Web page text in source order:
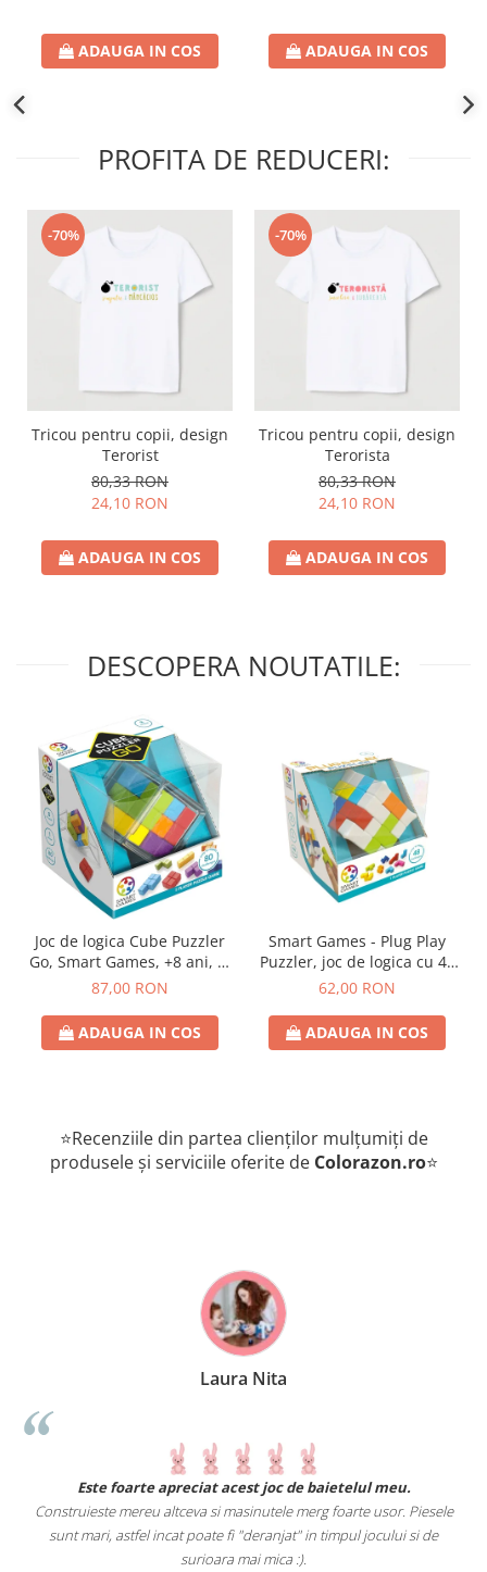
ADAUGA IN COS ADAUGA IN COS
PROFITA DE REDUCERI:
-70%
Tricou pentru copii, design
Terorist
80,33 RON
24,10 RON
ADAUGA IN COS
-70%
Tricou pentru copii, design
Terorista
80,33 RON
24,10 RON
ADAUGA IN COS
DESCOPERA NOUTATILE:
Joc de logica Cube Puzzler
Go, Smart Games, +8 ani, lb
romana
87,00 RON
ADAUGA IN COS
Smart Games - Plug Play
Puzzler, joc de logica cu 48
de provocari, 6+ ani, lb
62,00 RON
ADAUGA IN COS
⭐Recenziile din partea clienților mulțumiți de
produsele și serviciile oferite de Colorazon.ro⭐
Laura Nita
Este foarte apreciat acest joc de baietelul meu.
Construieste mereu altceva si masinutele merg foarte usor. Piesele
sunt mari, astfel incat poate fi "deranjat" in timpul jocului si de
surioara mai mica :).